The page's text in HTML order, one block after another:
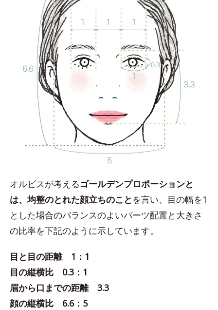
オルビスが考えるゴールデンプロポーションと
は、均整のとれた顔立ちのこと を言い、目の幅を1
とした場合のバランスのよいパーツ配置と大きさ
の比率を下記のように示しています。
目と目の距離 1：1
目の縦横比 0.3：1
眉から口までの距離 3.3
顔の縦横比 6.6：5